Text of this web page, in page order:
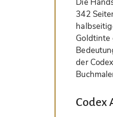
Die
342
Goldtinte
der
Codex